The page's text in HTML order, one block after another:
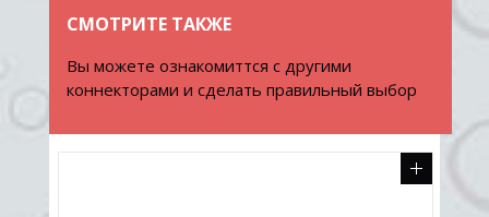
СМОТРИТЕ ТАКЖЕ
Вы можете ознакомиттся с другими
коннекторами и сделать правильный выбор